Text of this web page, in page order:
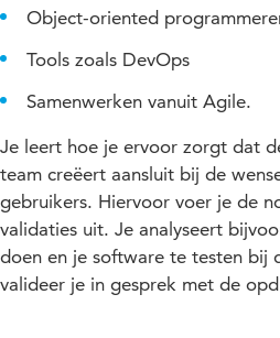
Object-oriented
Tools zoals DevOps
Samenwerken vanuit Agile.
Je leert hoe je ervoor zorgt dat
team creëert aansluit bij de
gebruikers. Hiervoor voer je de
validaties uit. Je analyseert
doen en je software te testen bij
valideer je in gesprek met de